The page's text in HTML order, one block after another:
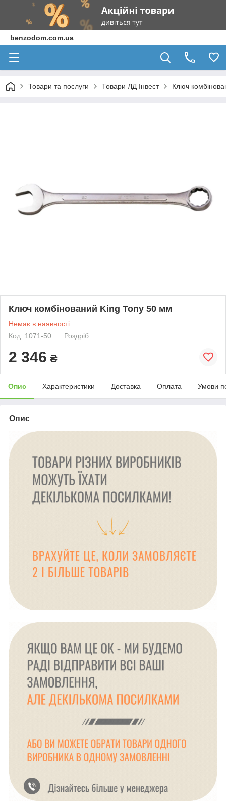
benzodom.com.ua
Товари та послуги Товари ЛД Інвест Ключ
Ключ комбінований King Tony 50 мм
Немає в наявності
Код: 1071-50
Роздріб
2 346 ₴
Опис Характеристики Доставка Оплата Умови
Опис